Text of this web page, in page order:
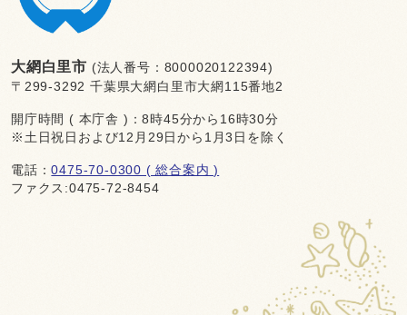
大網白里市 (法人番号：8000020122394)
〒299-3292 千葉県大網白里市大網115番地2
開庁時間 ( 本庁舎 )：8時45分から16時30分
※土日祝日および12月29日から1月3日を除く
電話：0475-70-0300 ( 総合案内 )
ファクス:0475-72-8454